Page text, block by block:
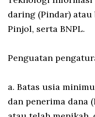
daring (Pindar)
Pinjol, serta BNPL.
Penguatan
a. Batas usia
dan penerima dana